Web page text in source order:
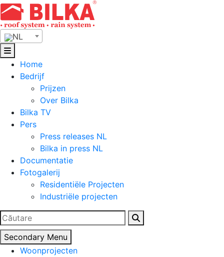
Skip
to
content
NL
Home
Bedrijf
Prijzen
Over Bilka
Bilka TV
Pers
Press releases NL
Bilka in press NL
Documentatie
Fotogalerij
Residentiële Projecten
Industriële projecten
Zoeken
naar:
Secondary Menu
Woonprojecten